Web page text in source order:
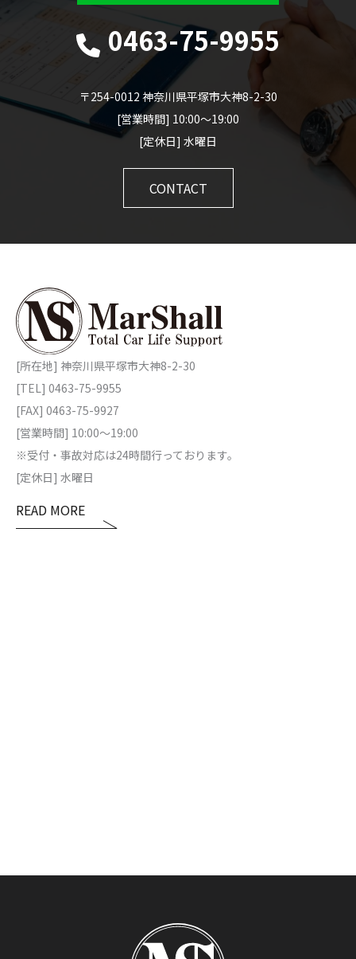
0463-75-9955
〒254-0012 神奈川県平塚市大神8-2-30
[営業時間] 10:00～19:00
[定休日] 水曜日
CONTACT
[所在地] 神奈川県平塚市大神8-2-30
[TEL] 0463-75-9955
[FAX] 0463-75-9927
[営業時間] 10:00～19:00
※受付・事故対応は24時間行っております。
[定休日] 水曜日
READ MORE